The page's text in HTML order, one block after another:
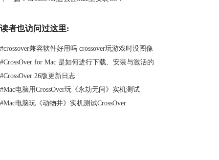
3）展开应用程序部分，只需选择X11并安装。
读者也访问过这里:
#crossover兼容软件好用吗 crossover玩游戏时没图像
#CrossOver for Mac 是如何进行下载、安装与激活的
#CrossOver 26版更新日志
#Mac电脑用CrossOver玩《永劫无间》实机测试
#Mac电脑玩《动物井》实机测试CrossOver